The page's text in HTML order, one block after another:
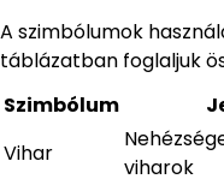
A szimbólumok
táblázatban foglaljuk
Szimbólum
Vihar
viharok